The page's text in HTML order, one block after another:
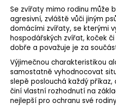
Se zvířaty mimo rodinu může
agresivní, zvláště vůči jiným
domácími zvířaty, se kterými
hospodářských zvířat, koček
dobře a považuje je za
Výjimečnou charakteristikou
samostatně vyhodnocovat
slepě poslouchá každý
činí vlastní rozhodnutí na
nejlepší pro ochranu své